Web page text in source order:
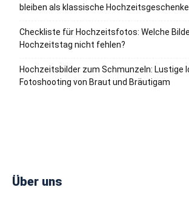
bleiben als klassische Hochzeitsgeschenke
Checkliste für Hochzeitsfotos: Welche
Hochzeitstag nicht fehlen?
Hochzeitsbilder zum Schmunzeln: Lustige
Fotoshooting von Braut und Bräutigam
Über uns